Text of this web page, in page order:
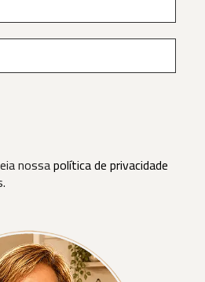
nossapolítica de privacidade